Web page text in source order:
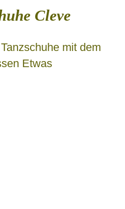
Cleve
mit dem
Etwas